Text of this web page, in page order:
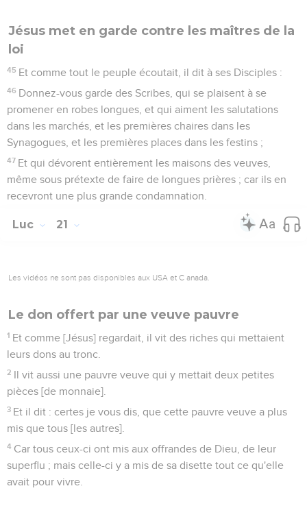
Jésus met en garde contre les maîtres de la
loi
45 Et comme tout le peuple écoutait, il dit à ses Disciples :
46 Donnez-vous garde des Scribes, qui se plaisent à se
promener en robes longues, et qui aiment les salutations
dans les marchés, et les premières chaires dans les
Synagogues, et les premières places dans les festins ;
47 Et qui dévorent entièrement les maisons des veuves,
même sous prétexte de faire de longues prières ; car ils en
recevront une plus grande condamnation.
Luc 21
Les vidéos ne sont pas disponibles aux USA et C anada.
Le don offert par une veuve pauvre
1 Et comme [Jésus] regardait, il vit des riches qui mettaient
leurs dons au tronc.
2 Il vit aussi une pauvre veuve qui y mettait deux petites
pièces [de monnaie].
3 Et il dit : certes je vous dis, que cette pauvre veuve a plus
mis que tous [les autres].
4 Car tous ceux-ci ont mis aux offrandes de Dieu, de leur
superflu ; mais celle-ci y a mis de sa disette tout ce qu'elle
avait pour vivre.